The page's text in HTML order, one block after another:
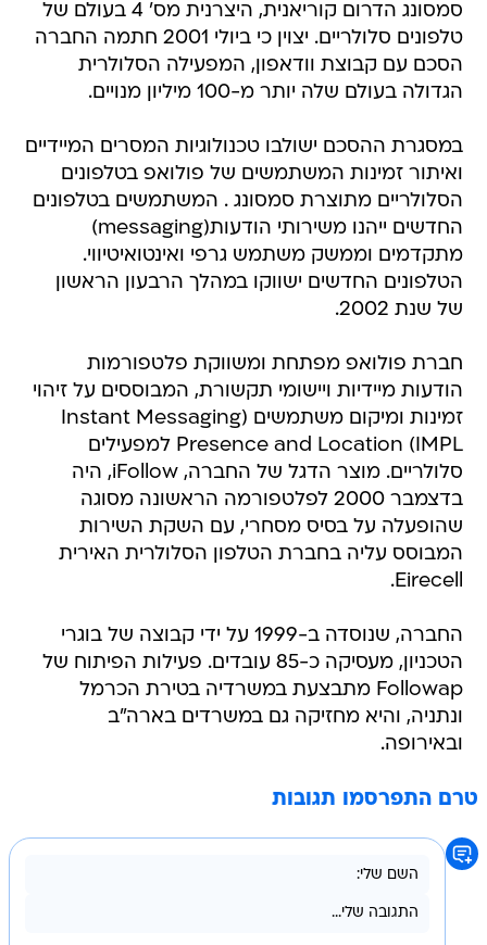
סמסונג הדרום קוריאנית, היצרנית מס' 4 בעולם של
טלפונים סלולריים. יצוין כי ביולי 2001 חתמה החברה
הסכם עם קבוצת וודאפון, המפעילה הסלולרית
הגדולה בעולם שלה יותר מ-100 מיליון מנויים.
במסגרת ההסכם ישולבו טכנולוגיות המסרים המיידיים
ואיתור זמינות המשתמשים של פולואפ בטלפונים
הסלולריים מתוצרת סמסונג . המשתמשים בטלפונים
החדשים ייהנו משירותי הודעות(messaging)
מתקדמים וממשק משתמש גרפי ואינטואיטיווי.
הטלפונים החדשים ישווקו במהלך הרבעון הראשון
של שנת 2002.
חברת פולואפ מפתחת ומשווקת פלטפורמות
הודעות מיידיות ויישומי תקשורת, המבוססים על זיהוי
זמינות ומיקום משתמשים (Instant Messaging
Presence and Location (IMPL למפעילים
סלולריים. מוצר הדגל של החברה, iFollow, היה
בדצמבר 2000 לפלטפורמה הראשונה מסוגה
שהופעלה על בסיס מסחרי, עם השקת השירות
המבוסס עליה בחברת הטלפון הסלולרית האירית
Eirecell.
החברה, שנוסדה ב-1999 על ידי קבוצה של בוגרי
הטכניון, מעסיקה כ-85 עובדים. פעילות הפיתוח של
Followap מתבצעת במשרדיה בטירת הכרמל
ונתניה, והיא מחזיקה גם במשרדים בארה"ב
ובאירופה.
טרם התפרסמו תגובות